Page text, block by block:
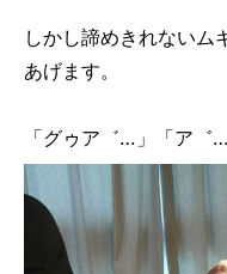
しかし諦めきれないム
あげます。
「グゥア゛…」「ア゛